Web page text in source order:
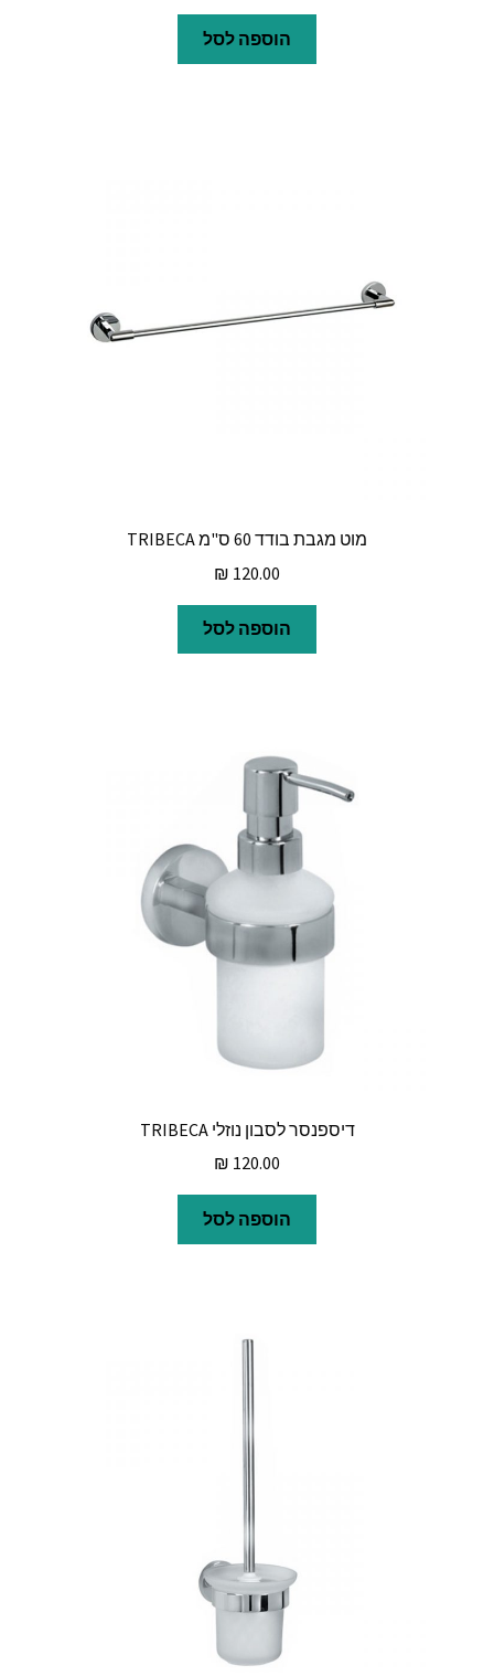
הוספה לסל
מוט מגבת בודד 60 ס"מ TRIBECA
₪ 120.00
הוספה לסל
דיספנסר לסבון נוזלי TRIBECA
₪ 120.00
הוספה לסל